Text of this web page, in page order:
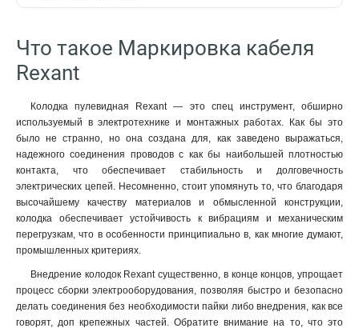
Что такое Маркировка кабеля
Rexant
Колодка пулевидная Rexant — это спец инструмент, обширно
используемый в электротехнике и монтажных работах. Как бы это
было не странно, но она создана для, как заведено выражаться,
надежного соединения проводов с как бы наибольшей плотностью
контакта, что обеспечивает стабильность и долговечность
электрических цепей. Несомненно, стоит упомянуть то, что благодаря
высочайшему качеству материалов и обмысленной конструкции,
колодка обеспечивает устойчивость к вибрациям и механическим
перегрузкам, что в особенности принципиально в, как многие думают,
промышленных критериях.
Внедрение колодок Rexant существенно, в конце концов, упрощает
процесс сборки электрооборудования, позволяя быстро и безопасно
делать соединения без необходимости пайки либо внедрения, как все
говорят, доп крепежных частей. Обратите внимание на то, что это